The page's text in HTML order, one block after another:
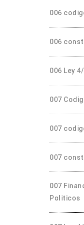
006
006
006 Ley
007
007
007
007
Politicos